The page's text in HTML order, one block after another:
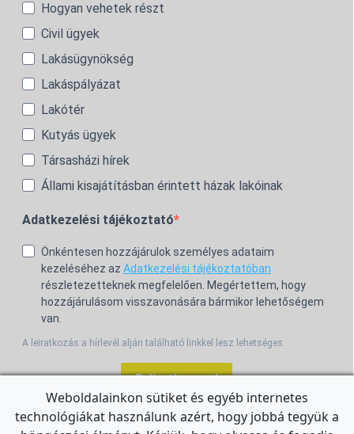
Hogyan vehetek részt
Civil ügyek
Lakásügynökség
Lakáspályázat
Lakótér
Kutyás ügyek
Társasházi hírek
Állami kisajátításban érintett házak lakóinak
Adatkezelési tájékoztató
Önkéntesen hozzájárulok személyes adataim
kezeléséhez az Adatkezelési tájékoztatóban
részletezetteknek megfelelően. Megértettem, hogy
hozzájárulásom visszavonására bármikor lehetőségem
van.
A leiratkozás a hírlevél alján található linkkel lesz lehetséges.
Feliratkozom!
Weboldalainkon sütiket és egyéb internetes
technológiákat használunk azért, hogy jobbá tegyük a